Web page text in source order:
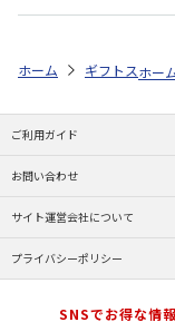
ホーム ギフトストア
ホー
ご利用ガイド
お問い合わせ
サイト運営会社について
プライバシーポリシー
SNSでお得な情